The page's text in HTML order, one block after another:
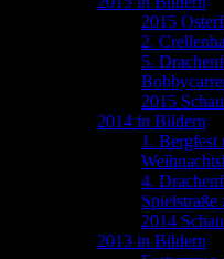
2015
2.
5.
2015
2014 in Bildern
1. Bergfest
4.
Spielstraße
2014
2013 in Bildern